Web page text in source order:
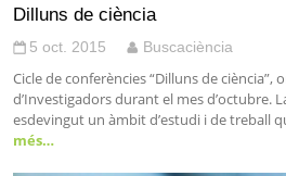
Dilluns de ciència
5 oct. 2015 Buscaciència
Cicle de conferències “Dilluns de ciència”,
d’Investigadors durant el mes d’octubre.
esdevingut un àmbit d’estudi i de treball
més…